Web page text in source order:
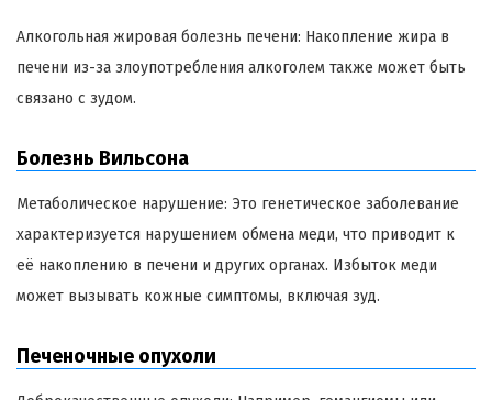
Алкогольная жировая болезнь печени: Накопление жира в
печени из-за злоупотребления алкоголем также может быть
связано с зудом.
Болезнь Вильсона
Метаболическое нарушение: Это генетическое заболевание
характеризуется нарушением обмена меди, что приводит к
её накоплению в печени и других органах. Избыток меди
может вызывать кожные симптомы, включая зуд.
Печеночные опухоли